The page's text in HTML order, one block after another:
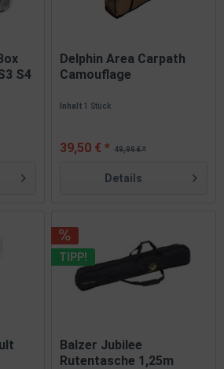
S4
Delphin Area Carpath
Camouflage
Inhalt1 Stück
49,99 € *
39,50 € *
Details
TIPP!
Balzer Jubilee
Rutentasche 1,25m